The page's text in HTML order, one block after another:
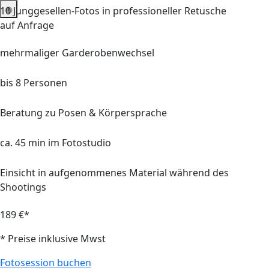
auf Anfrage
10 Junggesellen-Fotos in professioneller Retusche
mehrmaliger Garderobenwechsel
bis 8 Personen
Beratung zu Posen & Körpersprache
ca. 45 min im Fotostudio
Einsicht in aufgenommenes Material während des
Shootings
189 €*
* Preise inklusive Mwst
Fotosession buchen